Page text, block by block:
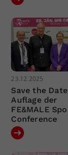
23.12.2025
Save the
Auflage der
FE&MALE
Conference